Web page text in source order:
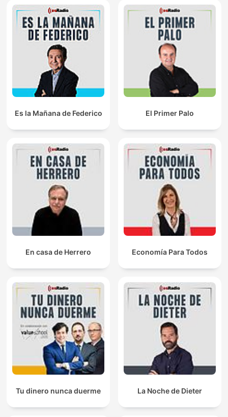
Es la Mañana de Federico El Primer Palo
En casa de Herrero Economía Para Todos
Tu dinero nunca duerme La Noche de Dieter